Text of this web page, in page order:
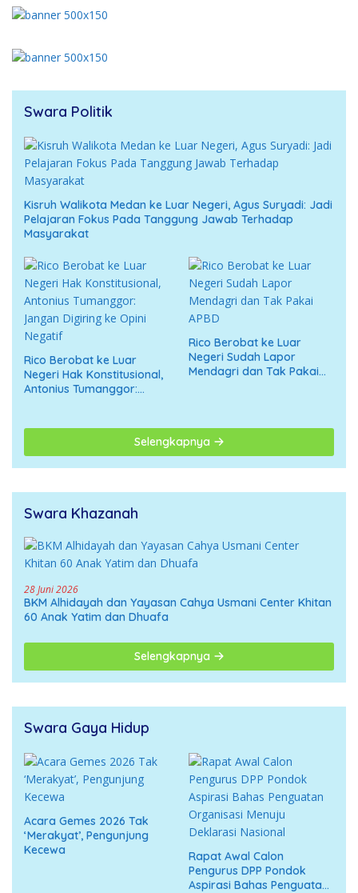
Swara Politik
Kisruh Walikota Medan ke Luar Negeri, Agus Suryadi: Jadi
Pelajaran Fokus Pada Tanggung Jawab Terhadap
Masyarakat
Rico Berobat ke Luar
Negeri Hak Konstitusional,
Antonius Tumanggor:
Rico Berobat ke Luar
Negeri Sudah Lapor
Mendagri dan Tak Pakai
Selengkapnya
Swara Khazanah
28 Juni 2026
BKM Alhidayah dan Yayasan Cahya Usmani Center Khitan
60 Anak Yatim dan Dhuafa
Selengkapnya
Swara Gaya Hidup
Acara Gemes 2026 Tak
‘Merakyat’, Pengunjung
Kecewa
Rapat Awal Calon
Pengurus DPP Pondok
Aspirasi Bahas Penguatan